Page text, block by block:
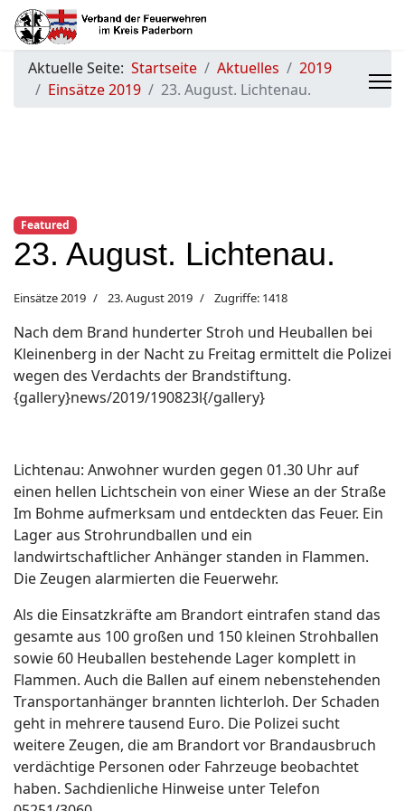
Aktuelle Seite: Startseite Aktuelles
2019
Einsätze 2019
23. August. Lichtenau.
Featured
23. August. Lichtenau.
Einsätze 2019 23. August 2019 Zugriffe: 1418
Nach dem Brand hunderter Stroh und Heuballen bei
Kleinenberg in der Nacht zu Freitag ermittelt die Polizei
wegen des Verdachts der Brandstiftung.
{gallery}news/2019/190823l{/gallery}
Lichtenau: Anwohner wurden gegen 01.30 Uhr auf
einen hellen Lichtschein von einer Wiese an der Straße
Im Bohme aufmerksam und entdeckten das Feuer. Ein
Lager aus Strohrundballen und ein
landwirtschaftlicher Anhänger standen in Flammen.
Die Zeugen alarmierten die Feuerwehr.
Als die Einsatzkräfte am Brandort eintrafen stand das
gesamte aus 100 großen und 150 kleinen Strohballen
sowie 60 Heuballen bestehende Lager komplett in
Flammen. Auch die Ballen auf einem nebenstehenden
Transportanhänger brannten lichterloh. Der Schaden
geht in mehrere tausend Euro. Die Polizei sucht
weitere Zeugen, die am Brandort vor Brandausbruch
verdächtige Personen oder Fahrzeuge beobachtet
haben. Sachdienliche Hinweise unter Telefon